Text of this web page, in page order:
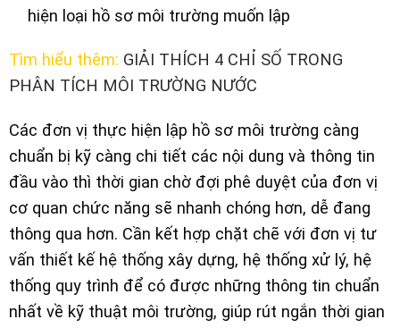
hiện loại hồ sơ môi trường muốn lập
Tìm hiểu thêm: GIẢI THÍCH 4 CHỈ SỐ TRONG
PHÂN TÍCH MÔI TRƯỜNG NƯỚC
Các đơn vị thực hiện lập hồ sơ môi trường càng
chuẩn bị kỹ càng chi tiết các nội dung và thông tin
đầu vào thì thời gian chờ đợi phê duyệt của đơn vị
cơ quan chức năng sẽ nhanh chóng hơn, dễ đang
thông qua hơn. Cần kết hợp chặt chẽ với đơn vị tư
vấn thiết kế hệ thống xây dựng, hệ thống xử lý, hệ
thống quy trình để có được những thông tin chuẩn
nhất về kỹ thuật môi trường, giúp rút ngắn thời gian